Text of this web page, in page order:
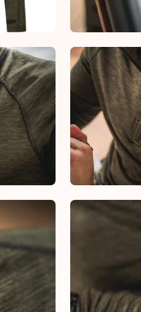
Open
image
lightbox
Open